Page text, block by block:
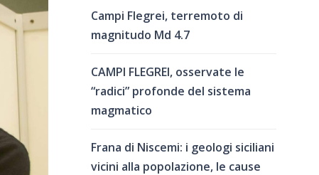
Campi Flegrei, terremoto di
magnitudo Md 4.7
CAMPI FLEGREI, osservate le
“radici” profonde del sistema
magmatico
Frana di Niscemi: i geologi siciliani
vicini alla popolazione, le cause